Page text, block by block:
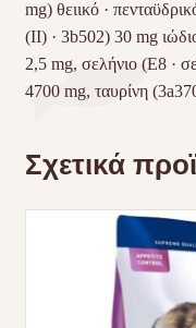
mg) θειικό ·
(ΙΙ) · 3b502) 30 mg
2,5 mg, σελήνιο (Ε8 ·
4700 mg, ταυρίνη
Σχετικά